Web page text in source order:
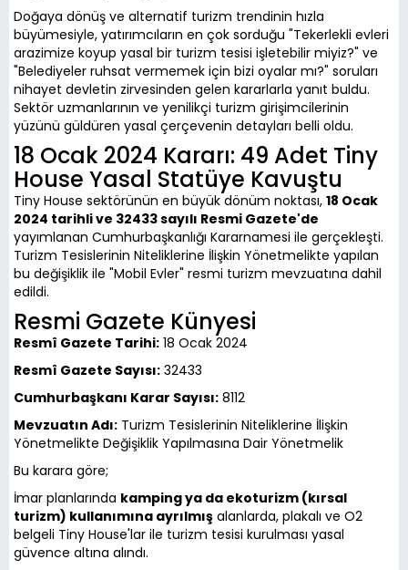
Doğaya dönüş ve alternatif turizm trendinin hızla
büyümesiyle, yatırımcıların en çok sorduğu "Tekerlekli evleri
arazimize koyup yasal bir turizm tesisi işletebilir miyiz?" ve
"Belediyeler ruhsat vermemek için bizi oyalar mı?" soruları
nihayet devletin zirvesinden gelen kararlarla yanıt buldu.
Sektör uzmanlarının ve yenilikçi turizm girişimcilerinin
yüzünü güldüren yasal çerçevenin detayları belli oldu.
18 Ocak 2024 Kararı: 49 Adet Tiny
House Yasal Statüye Kavuştu
Tiny House sektörünün en büyük dönüm noktası, 18 Ocak
2024 tarihli ve 32433 sayılı Resmi Gazete'de
yayımlanan Cumhurbaşkanlığı Kararnamesi ile gerçekleşti.
Turizm Tesislerinin Niteliklerine İlişkin Yönetmelikte yapılan
bu değişiklik ile "Mobil Evler" resmi turizm mevzuatına dahil
edildi.
Resmi Gazete Künyesi
Resmî Gazete Tarihi: 18 Ocak 2024
Resmî Gazete Sayısı: 32433
Cumhurbaşkanı Karar Sayısı: 8112
Mevzuatın Adı: Turizm Tesislerinin Niteliklerine İlişkin
Yönetmelikte Değişiklik Yapılmasına Dair Yönetmelik
Bu karara göre;
İmar planlarında kamping ya da ekoturizm (kırsal
turizm) kullanımına ayrılmış alanlarda, plakalı ve O2
belgeli Tiny House'lar ile turizm tesisi kurulması yasal
güvence altına alındı.